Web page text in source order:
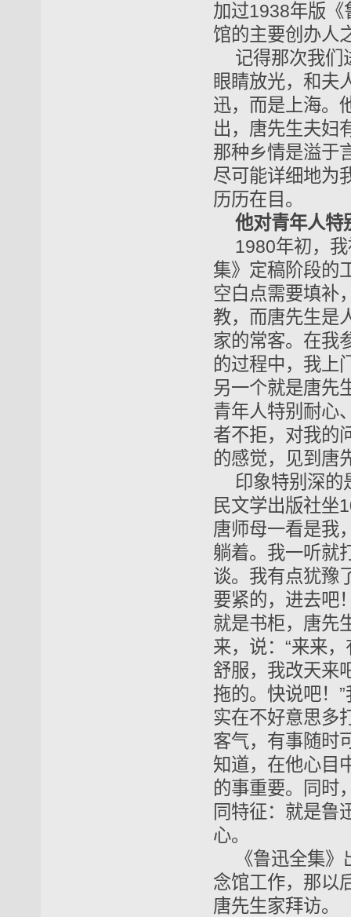
加过1938年版《
馆的主要创办人
记得那次我们
眼睛放光，和夫
迅，而是上海。
出，唐先生夫妇
那种乡情是溢于
尽可能详细地为
历历在目。
他对青年人特
1980年初，
集》定稿阶段的
空白点需要填补
教，而唐先生是
家的常客。在我
的过程中，我上
另一个就是唐先
青年人特别耐心
者不拒，对我的
的感觉，见到唐
印象特别深的
民文学出版社坐
唐师母一看是我
躺着。我一听就
谈。我有点犹豫
要紧的，进去吧
就是书柜，唐先
来，说：“来来
舒服，我改天来
拖的。快说吧！
实在不好意思多
客气，有事随时
知道，在他心目
的事重要。同时
同特征：就是鲁
心。
《鲁迅全集
念馆工作，那以
唐先生家拜访。